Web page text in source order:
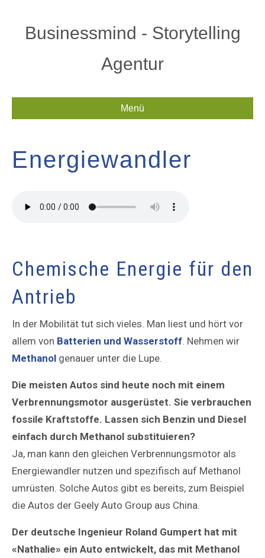
Businessmind - Storytelling
Agentur
Menü
Energiewandler
Chemische Energie für den
Antrieb
In der Mobilität tut sich vieles. Man liest und hört vor
allem von Batterien und Wasserstoff. Nehmen wir
Methanol genauer unter die Lupe.
Die meisten Autos sind heute noch mit einem
Verbrennungsmotor ausgerüstet. Sie verbrauchen
fossile Kraftstoffe. Lassen sich Benzin und Diesel
einfach durch Methanol substituieren?
Ja, man kann den gleichen Verbrennungsmotor als
Energiewandler nutzen und spezifisch auf Methanol
umrüsten. Solche Autos gibt es bereits, zum Beispiel
die Autos der Geely Auto Group aus China.
Der deutsche Ingenieur Roland Gumpert hat mit
«Nathalie» ein Auto entwickelt, das mit Methanol